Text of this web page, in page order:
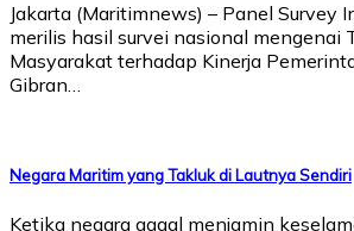
Jakarta (Maritimnews) – Panel Survey
merilis hasil survei nasional mengenai
Masyarakat terhadap Kinerja
Gibran…
Negara Maritim yang Takluk di Lautnya Sendiri
Ketika negara gagal menjamin